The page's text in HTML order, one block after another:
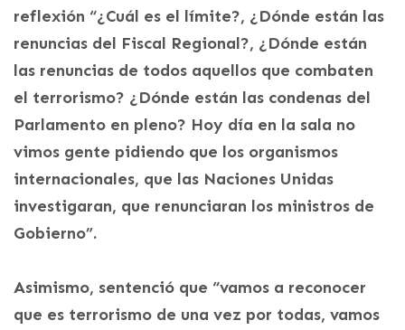
reflexión “¿Cuál es el límite?, ¿Dónde están las
renuncias del Fiscal Regional?, ¿Dónde están
las renuncias de todos aquellos que combaten
el terrorismo? ¿Dónde están las condenas del
Parlamento en pleno? Hoy día en la sala no
vimos gente pidiendo que los organismos
internacionales, que las Naciones Unidas
investigaran, que renunciaran los ministros de
Gobierno”.
Asimismo, sentenció que “vamos a reconocer
que es terrorismo de una vez por todas, vamos